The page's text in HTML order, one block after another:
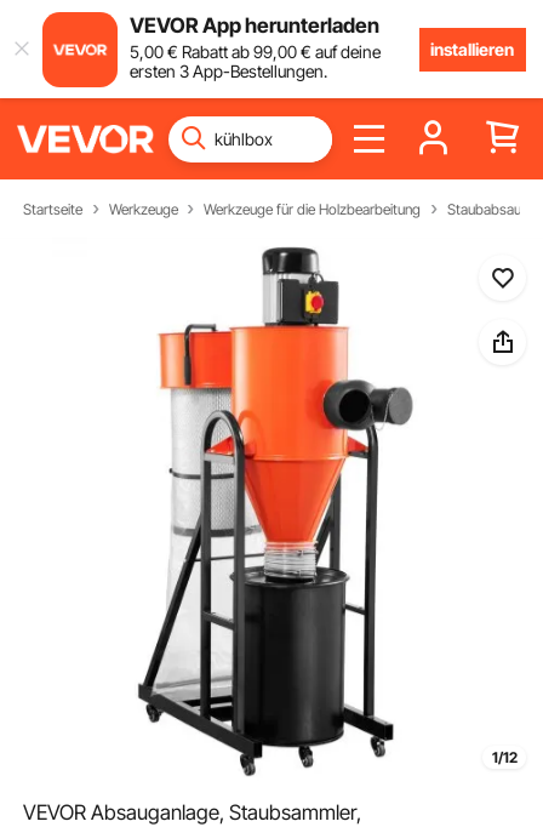
VEVOR App herunterladen
5,00€ Rabatt ab99,00€ auf deine
ersten 3 App-Bestellungen.
installieren
Startseite Werkzeuge Werkzeuge für die Holzbearbeitung Staubabsauger
1/12
VEVOR Absauganlage, Staubsammler,